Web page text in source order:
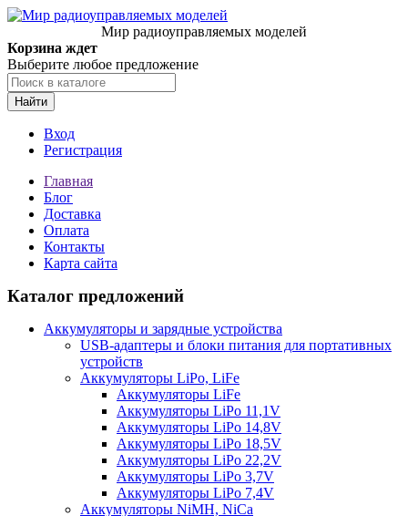
Мир радиоуправляемых моделей
Корзина ждет
Выберите любое предложение
Найти
Вход
Регистрация
Главная
Блог
Доставка
Оплата
Контакты
Карта сайта
Каталог предложений
Аккумуляторы и зарядные устройства
USB-адаптеры и блоки питания для портативных
устройств
Аккумуляторы LiPo, LiFe
Аккумуляторы LiFe
Аккумуляторы LiPo 11,1V
Аккумуляторы LiPo 14,8V
Аккумуляторы LiPo 18,5V
Аккумуляторы LiPo 22,2V
Аккумуляторы LiPo 3,7V
Аккумуляторы LiPo 7,4V
Аккумуляторы NiMH, NiCa